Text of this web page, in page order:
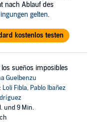
nach Ablauf des
gelten.
kostenlos testen
los sueños imposibles
Guelbenzu
Loli Fibla, Pablo Ibañez
und 9 Min.